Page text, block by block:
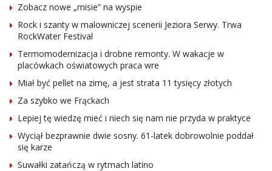
Zobacz nowe „misie” na wyspie
Rock i szanty w malowniczej scenerii Jeziora Serwy. Trwa
RockWater Festival
Termomodernizacja i drobne remonty. W wakacje w
placówkach oświatowych praca wre
Miał być pellet na zimę, a jest strata 11 tysięcy złotych
Za szybko we Frąckach
Lepiej tę wiedzę mieć i niech się nam nie przyda w praktyce
Wyciął bezprawnie dwie sosny. 61-latek dobrowolnie poddał
się karze
Suwałki zatańczą w rytmach latino